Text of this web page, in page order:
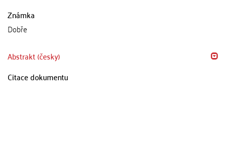
Známka
Dobře
Abstrakt (česky)
Citace dokumentu